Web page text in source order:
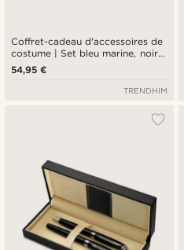
Coffret-cadeau d'accessoires de
costume | Set bleu marine, noir &
argenté
54,95 €
TRENDHIM